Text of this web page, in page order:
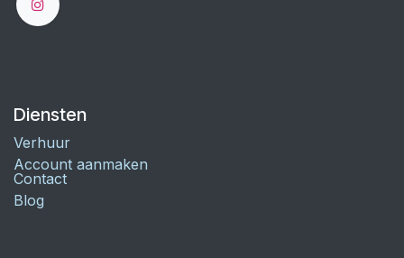
Diensten
Verhuur
Account aanmaken
Contact
Blog